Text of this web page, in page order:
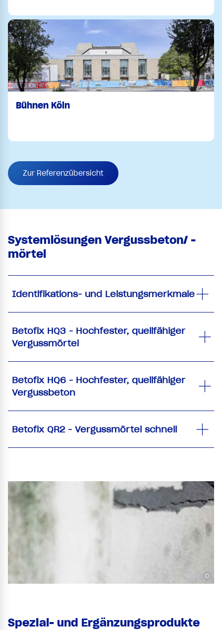
Bühnen Köln
Zur Referenzübersicht
Systemlösungen Vergussbeton/ -
mörtel
Identifikations- und Leistungsmerkmale
Betofix HQ3 - Hochfester, quellfähiger
Vergussmörtel
Betofix HQ6 - Hochfester, quellfähiger
Vergussbeton
Betofix QR2 - Vergussmörtel schnell
©
Spezial- und Ergänzungsprodukte